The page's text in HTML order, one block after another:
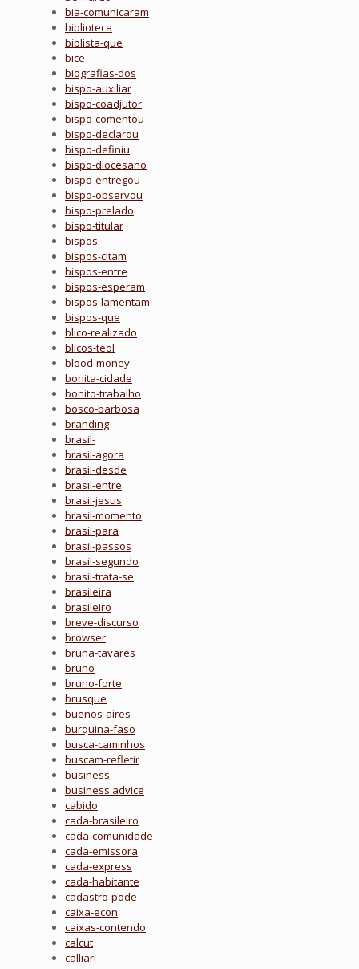
bia-comunicaram
biblioteca
biblista-que
bice
biografias-dos
bispo-auxiliar
bispo-coadjutor
bispo-comentou
bispo-declarou
bispo-definiu
bispo-diocesano
bispo-entregou
bispo-observou
bispo-prelado
bispo-titular
bispos
bispos-citam
bispos-entre
bispos-esperam
bispos-lamentam
bispos-que
blico-realizado
blicos-teol
blood-money
bonita-cidade
bonito-trabalho
bosco-barbosa
branding
brasil-
brasil-agora
brasil-desde
brasil-entre
brasil-jesus
brasil-momento
brasil-para
brasil-passos
brasil-segundo
brasil-trata-se
brasileira
brasileiro
breve-discurso
browser
bruna-tavares
bruno
bruno-forte
brusque
buenos-aires
burquina-faso
busca-caminhos
buscam-refletir
business
business advice
cabido
cada-brasileiro
cada-comunidade
cada-emissora
cada-express
cada-habitante
cadastro-pode
caixa-econ
caixas-contendo
calcut
calliari